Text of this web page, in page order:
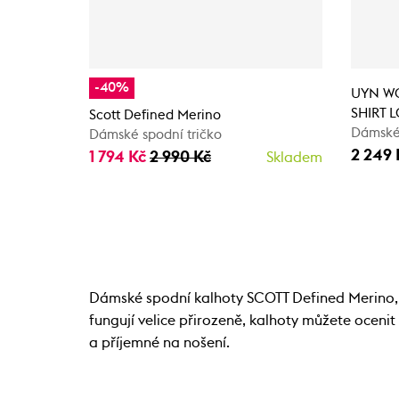
-40%
Scott Defined Merino
Dámské spodní tričko
1 794 Kč 2 990 Kč Skladem
UYN
SHIRT
2 249
Dámské spodní kalhoty SCOTT Defined
fungují velice přirozeně, kalhoty můžete
a příjemné na nošení.